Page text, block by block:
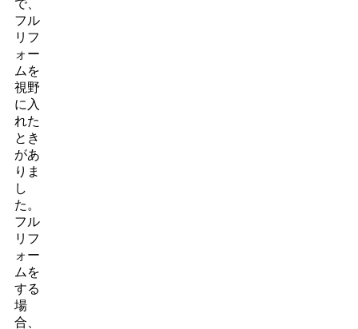
で、
フル
リフ
ォー
ムを
視野
に入
れた
とき
があ
りま
し
た。
フル
リフ
ォー
ムを
する
場
合、